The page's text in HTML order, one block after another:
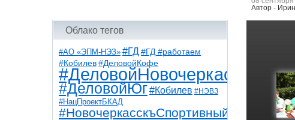
Облако тегов
#АО «ЭПМ-НЭЗ» #ГД #ГД #работаем
#Кобилев #ДеловойКофе
#ДеловойНовочеркасск
#ДеловойЮг#Кобилев #НЭВЗ
#НацПроектБКАД
#НовочеркасскъСпортивный
Автор -